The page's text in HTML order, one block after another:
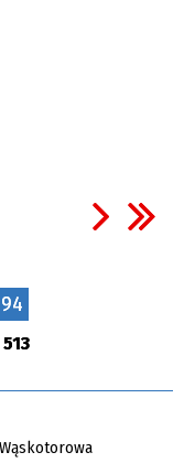
94
513